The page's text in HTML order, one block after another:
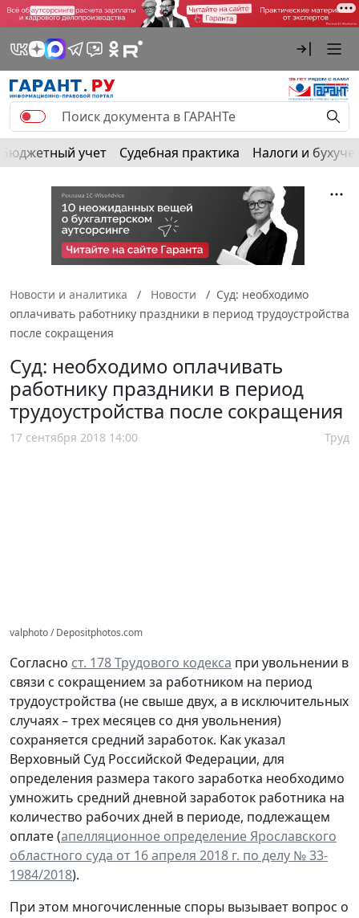
Бюджетный учет Судебная практика Налоги и
Новости и аналитика Новости
Суд: необходимо
оплачивать работнику праздники в период трудоустройства
после сокращения
Суд: необходимо оплачивать
работнику праздники в период
трудоустройства после сокращения
17 сентября 2018 14:00 Труд
valphoto / Depositphotos.com
Согласно ст. 178 Трудового кодекса при увольнении в
связи с сокращением за работником на период
трудоустройства (не свыше двух, а в исключительных
случаях – трех месяцев со дня увольнения)
сохраняется средний заработок. Как указал
Верховный Суд Российской Федерации, для
определения размера такого заработка необходимо
умножить средний дневной заработок работника на
количество рабочих дней в периоде, подлежащем
оплате (апелляционное определение Ярославского
областного суда от 16 апреля 2018 г. по делу № 33-
1984/2018).
При этом многочисленные споры вызывает вопрос о